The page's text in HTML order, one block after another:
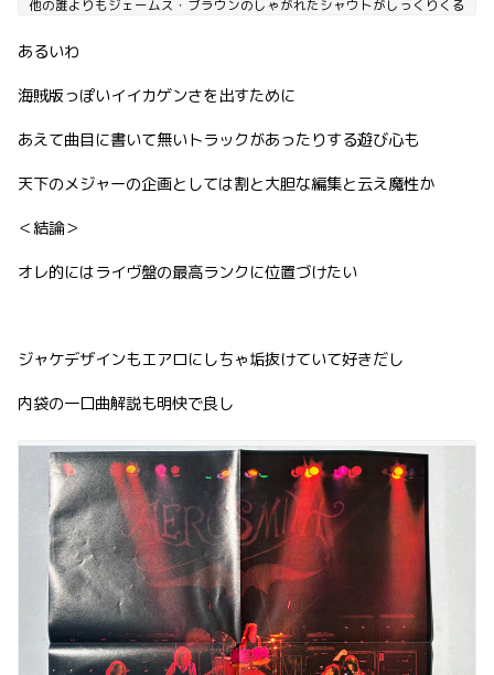
他の誰よりもジェームス・ブラウンのしゃがれたシャウトがしっくりくる
あるいわ
海賊版っぽいイイカゲンさを出すために
あえて曲目に書いて無いトラックがあったりする遊び心も
天下のメジャーの企画としては割と大胆な編集と云え魔性か
＜結論＞
オレ的にはライヴ盤の最高ランクに位置づけたい
ジャケデザインもエアロにしちゃ垢抜けていて好きだし
内袋の一口曲解説も明快で良し